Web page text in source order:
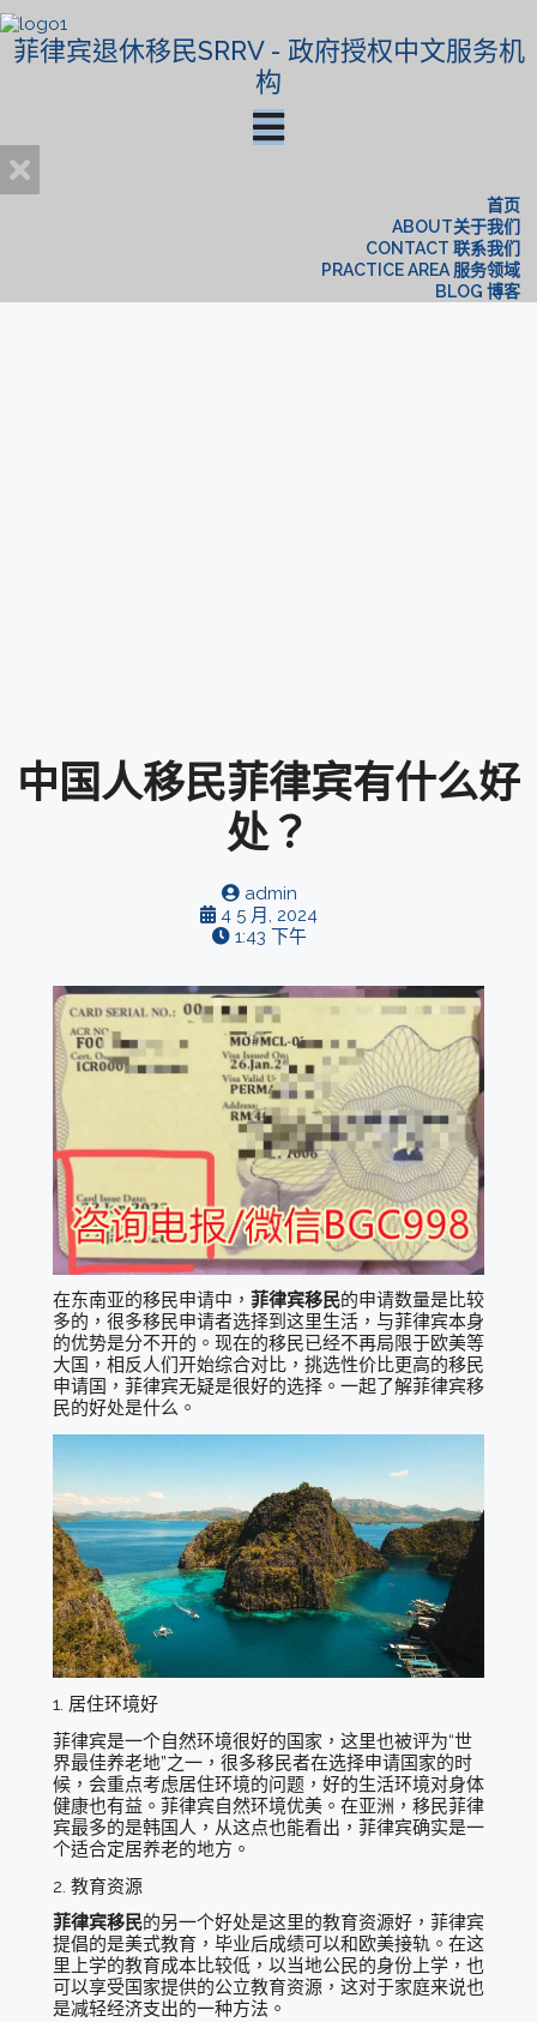
菲律宾退休移民SRRV - 政府授权中文服务机
构
首页
ABOUT关于我们
CONTACT 联系我们
PRACTICE AREA 服务领域
BLOG 博客
中国人移民菲律宾有什么好
处？
admin
4 5 月, 2024
1:43 下午
在东南亚的移民申请中， 菲律宾移民的申请数量是比较
多的，很多移民申请者选择到这里生活，与菲律宾本身
的优势是分不开的。现在的移民已经不再局限于欧美等
大国，相反人们开始综合对比，挑选性价比更高的移民
申请国，菲律宾无疑是很好的选择。一起了解菲律宾移
民的好处是什么。
1. 居住环境好
菲律宾是一个自然环境很好的国家，这里也被评为“世
界最佳养老地”之一，很多移民者在选择申请国家的时
候，会重点考虑居住环境的问题，好的生活环境对身体
健康也有益。菲律宾自然环境优美。在亚洲，移民菲律
宾最多的是韩国人，从这点也能看出，菲律宾确实是一
个适合定居养老的地方。
2. 教育资源
菲律宾移民的另一个好处是这里的教育资源好，菲律宾
提倡的是美式教育，毕业后成绩可以和欧美接轨。在这
里上学的教育成本比较低，以当地公民的身份上学，也
可以享受国家提供的公立教育资源，这对于家庭来说也
是减轻经济支出的一种方法。